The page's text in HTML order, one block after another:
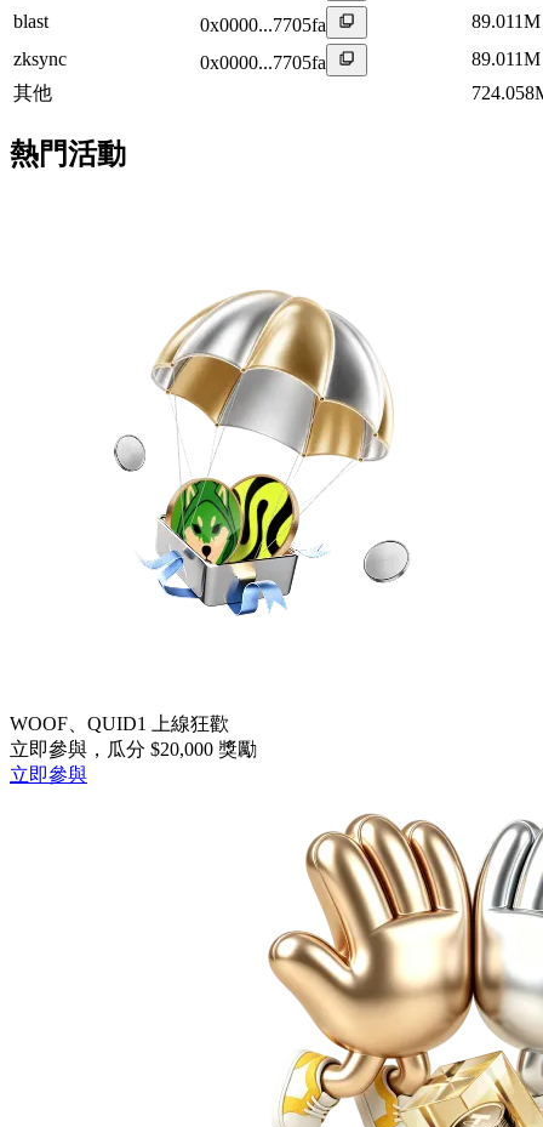
blast
0x0000...7705fa
89.011M
zksync
0x0000...7705fa
89.011M
其他
熱門活動
WOOF、QUID1 上線狂歡
立即參與，瓜分 $20,000 獎勵
立即參與